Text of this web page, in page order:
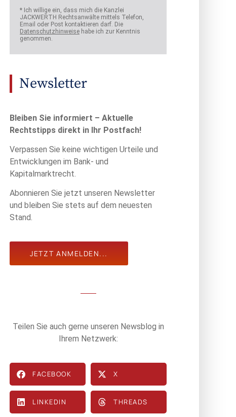
* Ich willige ein, dass mich die Kanzlei
JACKWERTH Rechtsanwälte mittels Telefon,
Email oder Post kontaktieren darf. Die
Datenschutzhinweise habe ich zur Kenntnis
genommen.
Newsletter
Bleiben Sie informiert – Aktuelle
Rechtstipps direkt in Ihr Postfach!
Verpassen Sie keine wichtigen Urteile und
Entwicklungen im Bank- und
Kapitalmarktrecht.
Abonnieren Sie jetzt unseren Newsletter
und bleiben Sie stets auf dem neuesten
Stand.
JETZT ANMELDEN...
Teilen Sie auch gerne unseren Newsblog in
Ihrem Netzwerk:
FACEBOOK X
LINKEDIN THREADS